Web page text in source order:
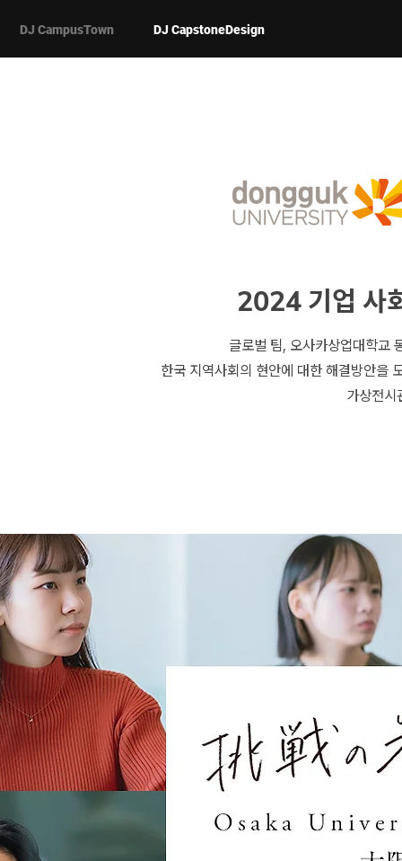
DJ CampusTown DJ CapstoneDesign
2024 기업 사
글로벌 팀, 오사카상업대학교
한국 지역사회의 현안에 대한 해결방안을
가상전